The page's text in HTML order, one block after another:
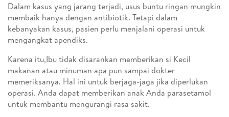
Dalam kasus yang jarang terjadi, usus buntu ringan mungkin
membaik hanya dengan antibiotik. Tetapi dalam
kebanyakan kasus, pasien perlu menjalani operasi untuk
mengangkat apendiks.
Karena itu,Ibu tidak disarankan memberikan si Kecil
makanan atau minuman apa pun sampai dokter
memeriksanya. Hal ini untuk berjaga-jaga jika diperlukan
operasi. Anda dapat memberikan anak Anda parasetamol
untuk membantu mengurangi rasa sakit.